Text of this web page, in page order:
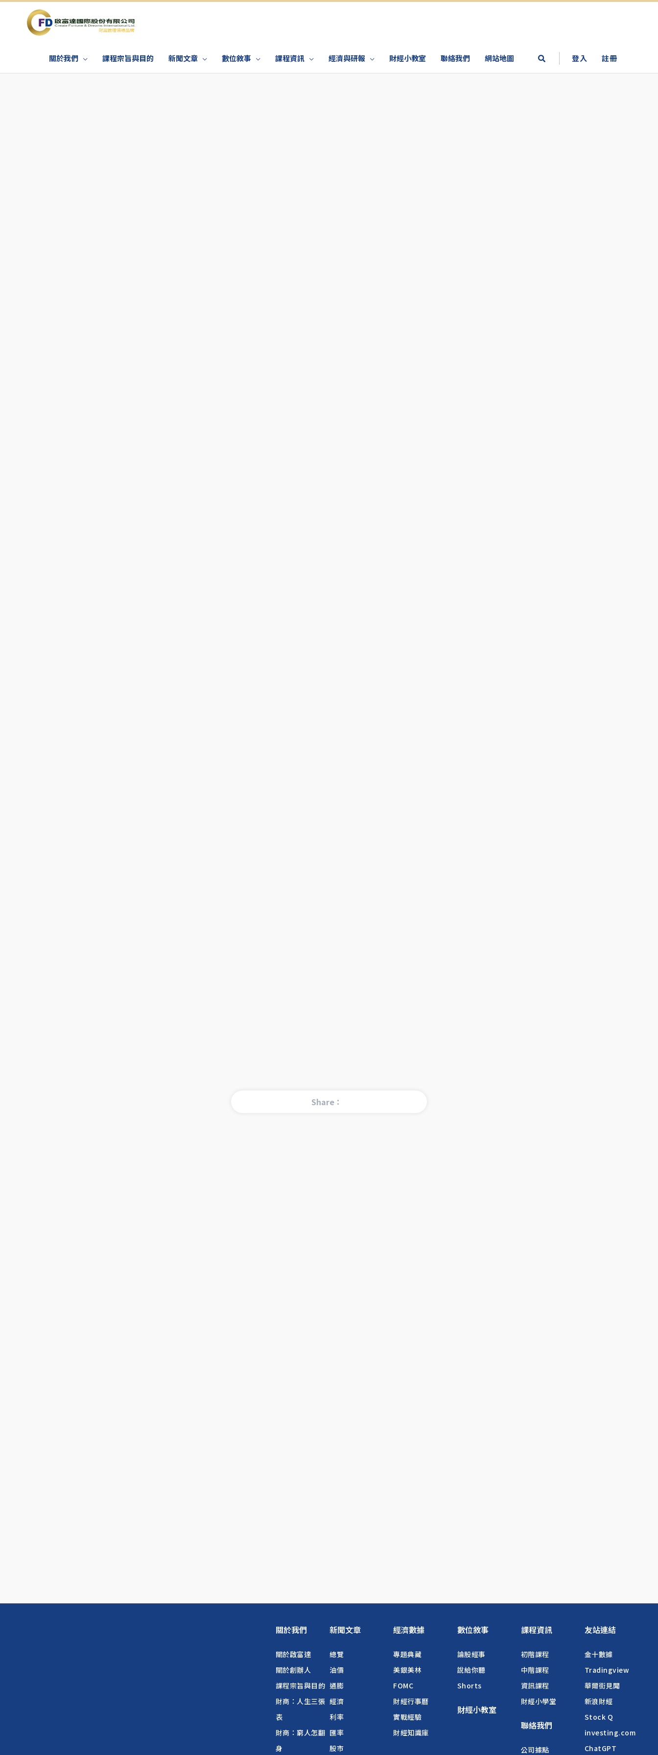
關於我們 課程宗旨與目的 新聞文章 數位敘事 課程資訊 經濟與研報 財經小教室 聯絡我們 網站地圖 登入 註冊
Share：
關於我們
關於啟富達
關於創辦人
課程宗旨與目的
財商：人生三張
表
財商：窮人怎翻
身
新聞文章
總覽
油價
通膨
經濟
利率
匯率
股市
經濟數據
專題典藏
美銀美林
FOMC
財經行事曆
實戰經驗
財經知識庫
數位敘事
論股經事
說給你聽
Shorts
財經小教室
課程資訊
初階課程
中階課程
資訊課程
財經小學堂
聯絡我們
公司據點
友站連結
金十數據
Tradingview
華爾街見聞
新浪財經
Stock Q
investing.com
ChatGPT